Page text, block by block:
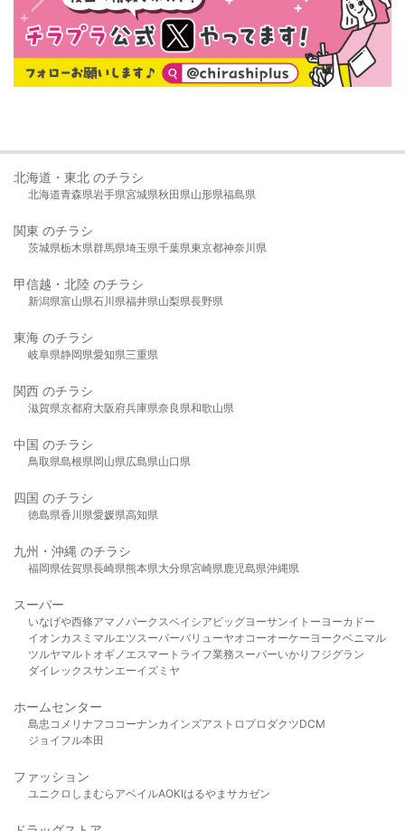
北海道・東北 のチラシ
北海道青森県岩手県宮城県秋田県山形県福島県
関東 のチラシ
茨城県栃木県群馬県埼玉県千葉県東京都神奈川県
甲信越・北陸 のチラシ
新潟県富山県石川県福井県山梨県長野県
東海 のチラシ
岐阜県静岡県愛知県三重県
関西 のチラシ
滋賀県京都府大阪府兵庫県奈良県和歌山県
中国 のチラシ
鳥取県島根県岡山県広島県山口県
四国 のチラシ
徳島県香川県愛媛県高知県
九州・沖縄 のチラシ
福岡県佐賀県長崎県熊本県大分県宮崎県鹿児島県沖縄県
スーパー
いなげや西條アマノパークスベイシア ビッグヨーサンイトーヨーカドー
イオンカスミ マルエツスーパーバリューヤオコーオーケー ヨークベニマル
ツルヤマルト オギノ エスマート ライフ業務スーパーいかり フジグラン
ダイレックスサンエーイズミヤ
ホームセンター
島忠 コメリ ナフコ コーナンカインズアストロプロダクツDCM
ジョイフル本田
ファッション
ユニクロ しまむら アベイルAOKIはるやま サカゼン